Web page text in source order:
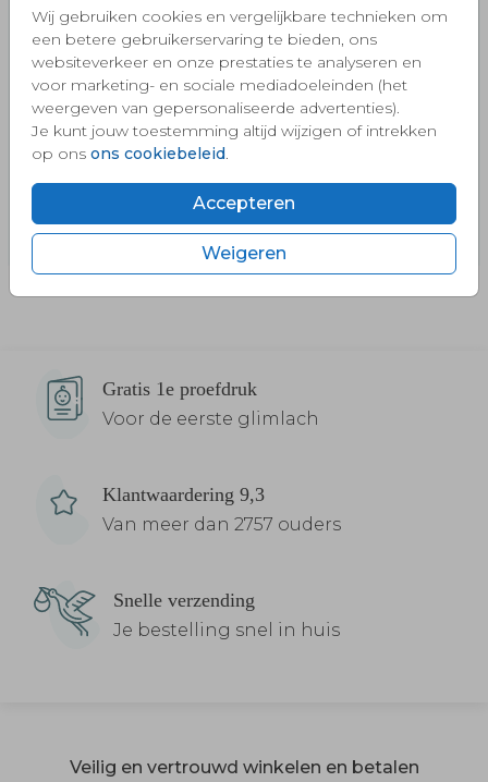
Wij gebruiken cookies en vergelijkbare technieken om
een betere gebruikerservaring te bieden, ons
websiteverkeer en onze prestaties te analyseren en
voor marketing- en sociale mediadoeleinden (het
weergeven van gepersonaliseerde advertenties).
Je kunt jouw toestemming altijd wijzigen of intrekken
op ons ons cookiebeleid.
Accepteren
Weigeren
Gratis 1e proefdruk
Voor de eerste glimlach
Klantwaardering 9,3
Van meer dan 2757 ouders
Snelle verzending
Je bestelling snel in huis
Veilig en vertrouwd winkelen en betalen